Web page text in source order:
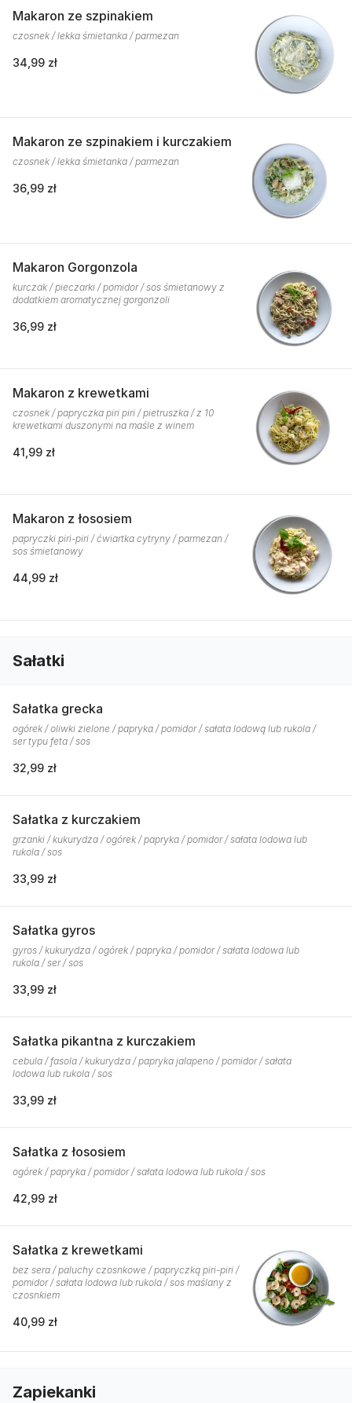
Makaron ze szpinakiem
czosnek / lekka śmietanka / parmezan
34,99 zł
Makaron ze szpinakiem i kurczakiem
czosnek / lekka śmietanka / parmezan
36,99 zł
Makaron Gorgonzola
kurczak / pieczarki / pomidor / sos śmietanowy z
dodatkiem aromatycznej gorgonzoli
36,99 zł
Makaron z krewetkami
czosnek / papryczka piri piri / pietruszka / z 10
krewetkami duszonymi na maśle z winem
41,99 zł
Makaron z łososiem
papryczki piri-piri / ćwiartka cytryny / parmezan /
sos śmietanowy
44,99 zł
Sałatki
Sałatka grecka
ogórek / oliwki zielone / papryka / pomidor / sałata lodową lub rukola /
ser typu feta / sos
32,99 zł
Sałatka z kurczakiem
grzanki / kukurydza / ogórek / papryka / pomidor / sałata lodowa lub
rukola / sos
33,99 zł
Sałatka gyros
gyros / kukurydza / ogórek / papryka / pomidor / sałata lodowa lub
rukola / ser / sos
33,99 zł
Sałatka pikantna z kurczakiem
cebula / fasola / kukurydza / papryka jalapeno / pomidor / sałata
lodowa lub rukola / sos
33,99 zł
Sałatka z łososiem
ogórek / papryka / pomidor / sałata lodowa lub rukola / sos
42,99 zł
Sałatka z krewetkami
bez sera / paluchy czosnkowe / papryczką piri-piri /
pomidor / sałata lodowa lub rukola / sos maślany z
czosnkiem
40,99 zł
Zapiekanki